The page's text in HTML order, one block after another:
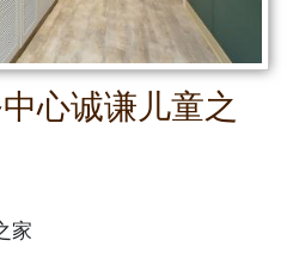
心诚谦儿童之
家